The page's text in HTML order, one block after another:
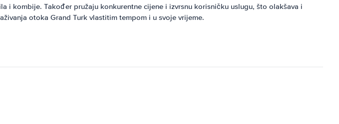
i kombije. Također pružaju konkurentne cijene i izvrsnu korisničku uslugu, što olakšava i
otoka Grand Turk vlastitim tempom i u svoje vrijeme.